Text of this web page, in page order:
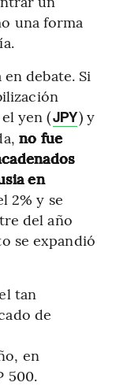
una forma
debate. Si
yen (JPY) y
no fue
en
2% y se
del año
se expandió
tan
de
en
500.